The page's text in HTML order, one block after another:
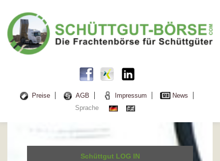
Preise AGB Impressum
News
Sprache
Schüttgut LOG IN